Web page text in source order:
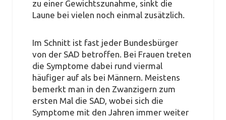
zu einer Gewichtszunahme, sinkt die
Laune bei vielen noch einmal zusätzlich.
Im Schnitt ist fast jeder Bundesbürger
von der SAD betroffen. Bei Frauen treten
die Symptome dabei rund viermal
häufiger auf als bei Männern. Meistens
bemerkt man in den Zwanzigern zum
ersten Mal die SAD, wobei sich die
Symptome mit den Jahren immer weiter